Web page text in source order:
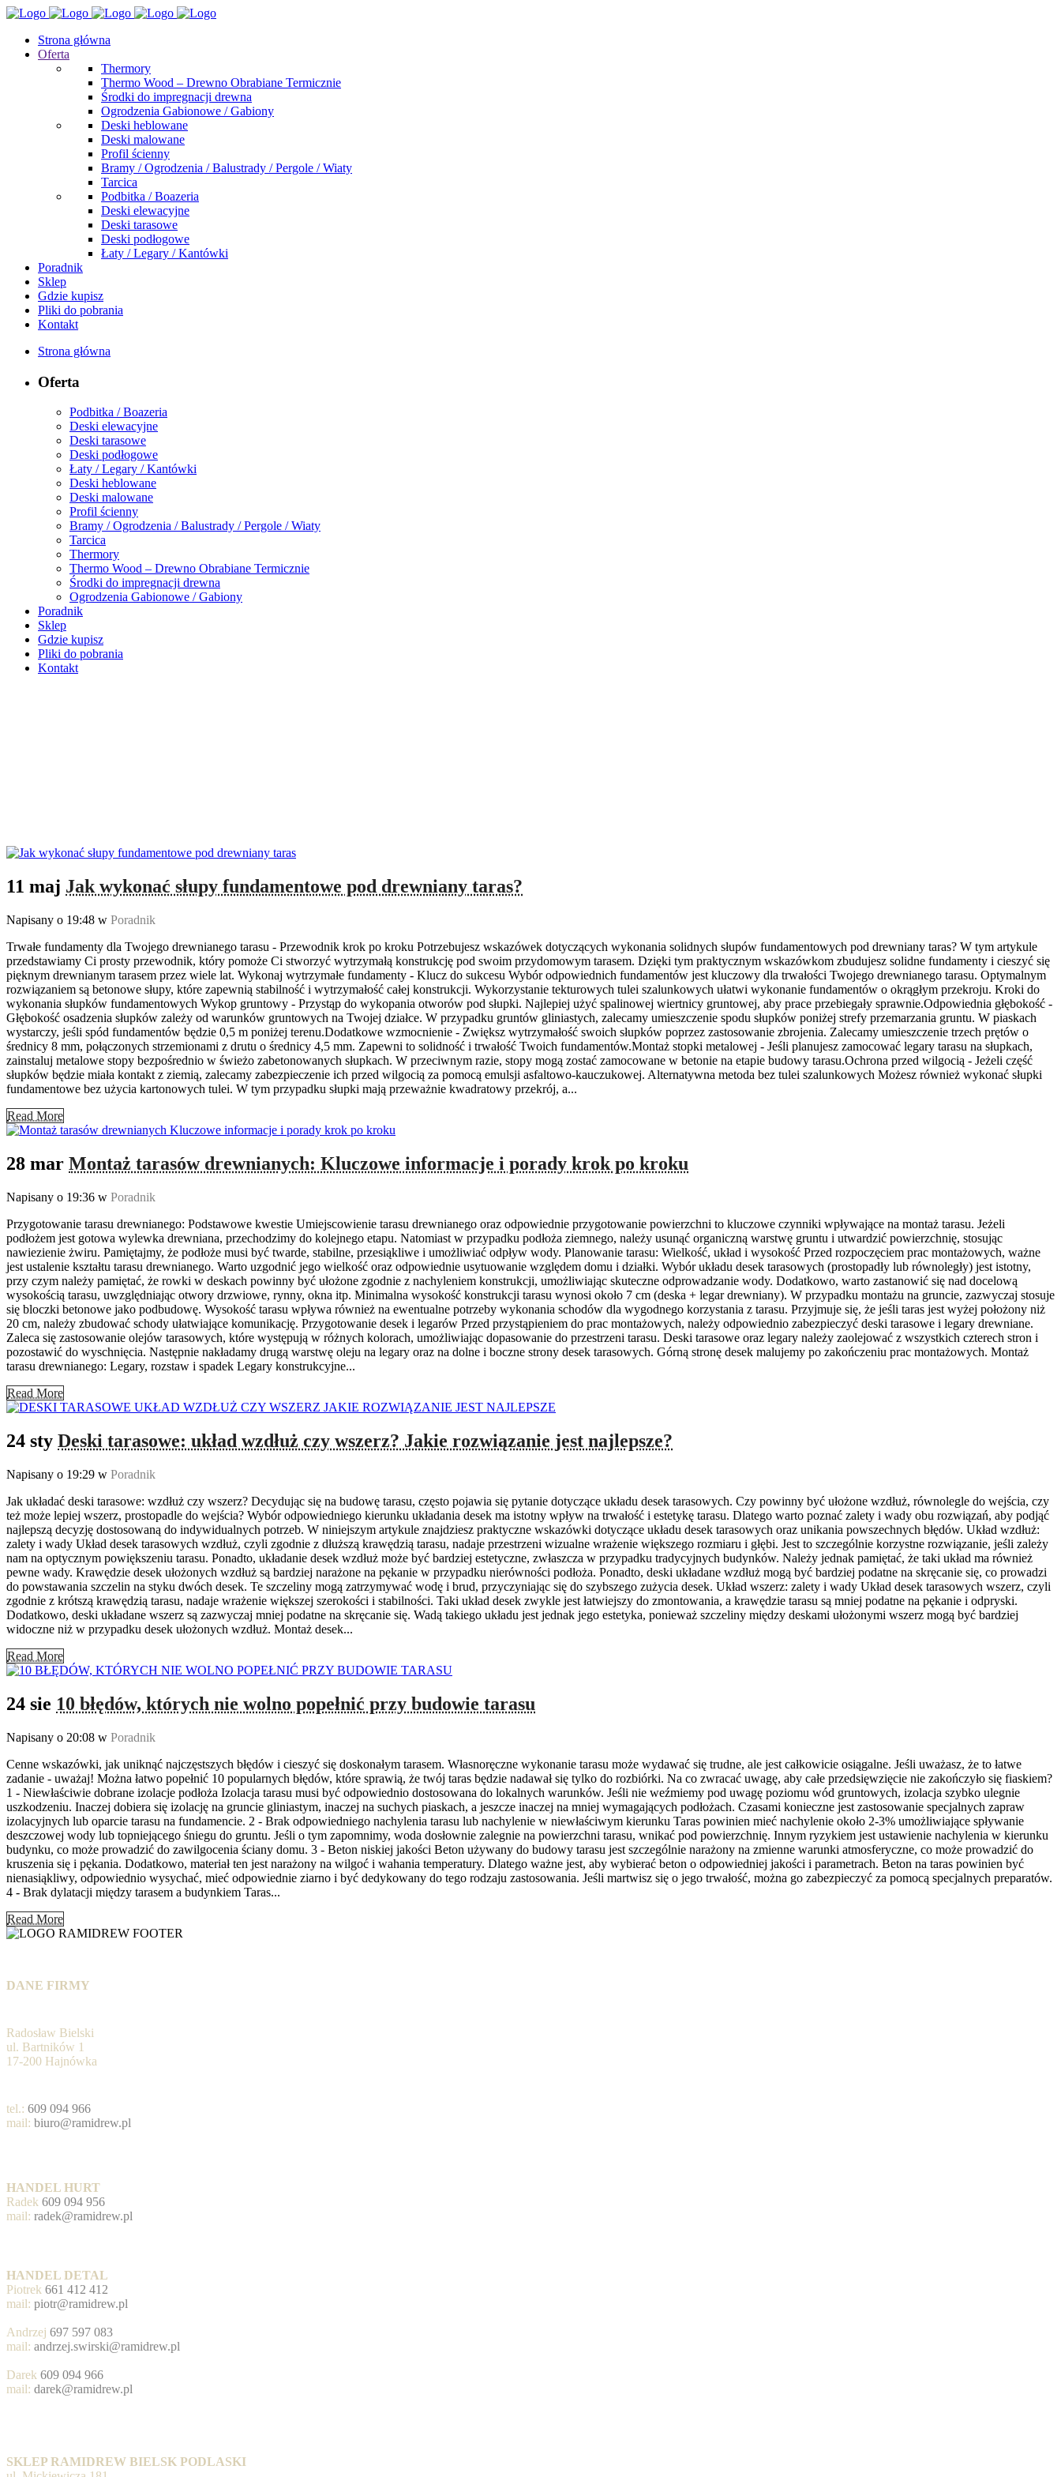
Strona główna
Oferta
Thermory
Thermo Wood – Drewno Obrabiane Termicznie
Środki do impregnacji drewna
Ogrodzenia Gabionowe / Gabiony
Deski heblowane
Deski malowane
Profil ścienny
Bramy / Ogrodzenia / Balustrady / Pergole / Wiaty
Tarcica
Podbitka / Boazeria
Deski elewacyjne
Deski tarasowe
Deski podłogowe
Łaty / Legary / Kantówki
Poradnik
Sklep
Gdzie kupisz
Pliki do pobrania
Kontakt
Strona główna
Oferta
Podbitka / Boazeria
Deski elewacyjne
Deski tarasowe
Deski podłogowe
Łaty / Legary / Kantówki
Deski heblowane
Deski malowane
Profil ścienny
Bramy / Ogrodzenia / Balustrady / Pergole / Wiaty
Tarcica
Thermory
Thermo Wood – Drewno Obrabiane Termicznie
Środki do impregnacji drewna
Ogrodzenia Gabionowe / Gabiony
Poradnik
Sklep
Gdzie kupisz
Pliki do pobrania
Kontakt
11 maj Jak wykonać słupy fundamentowe pod drewniany taras?
Napisany o 19:48 w Poradnik
Trwałe fundamenty dla Twojego drewnianego tarasu - Przewodnik krok po kroku Potrzebujesz wskazówek dotyczących wykonania solidnych słupów fundamentowych pod drewniany taras? W tym artykule
przedstawiamy Ci prosty przewodnik, który pomoże Ci stworzyć wytrzymałą konstrukcję pod swoim przydomowym tarasem. Dzięki tym praktycznym wskazówkom zbudujesz solidne fundamenty i cieszyć się
pięknym drewnianym tarasem przez wiele lat. Wykonaj wytrzymałe fundamenty - Klucz do sukcesu Wybór odpowiednich fundamentów jest kluczowy dla trwałości Twojego drewnianego tarasu. Optymalnym
rozwiązaniem są betonowe słupy, które zapewnią stabilność i wytrzymałość całej konstrukcji. Wykorzystanie tekturowych tulei szalunkowych ułatwi wykonanie fundamentów o okrągłym przekroju. Kroki do
wykonania słupków fundamentowych Wykop gruntowy - Przystąp do wykopania otworów pod słupki. Najlepiej użyć spalinowej wiertnicy gruntowej, aby prace przebiegały sprawnie.Odpowiednia głębokość -
Głębokość osadzenia słupków zależy od warunków gruntowych na Twojej działce. W przypadku gruntów gliniastych, zalecamy umieszczenie spodu słupków poniżej strefy przemarzania gruntu. W piaskach
wystarczy, jeśli spód fundamentów będzie 0,5 m poniżej terenu.Dodatkowe wzmocnienie - Zwiększ wytrzymałość swoich słupków poprzez zastosowanie zbrojenia. Zalecamy umieszczenie trzech prętów o
średnicy 8 mm, połączonych strzemionami z drutu o średnicy 4,5 mm. Zapewni to solidność i trwałość Twoich fundamentów.Montaż stopki metalowej - Jeśli planujesz zamocować legary tarasu na słupkach,
zainstaluj metalowe stopy bezpośrednio w świeżo zabetonowanych słupkach. W przeciwnym razie, stopy mogą zostać zamocowane w betonie na etapie budowy tarasu.Ochrona przed wilgocią - Jeżeli część
słupków będzie miała kontakt z ziemią, zalecamy zabezpieczenie ich przed wilgocią za pomocą emulsji asfaltowo-kauczukowej. Alternatywna metoda bez tulei szalunkowych Możesz również wykonać słupki
fundamentowe bez użycia kartonowych tulei. W tym przypadku słupki mają przeważnie kwadratowy przekrój, a...
Read More
28 mar Montaż tarasów drewnianych: Kluczowe informacje i porady krok po kroku
Napisany o 19:36 w Poradnik
Przygotowanie tarasu drewnianego: Podstawowe kwestie Umiejscowienie tarasu drewnianego oraz odpowiednie przygotowanie powierzchni to kluczowe czynniki wpływające na montaż tarasu. Jeżeli
podłożem jest gotowa wylewka drewniana, przechodzimy do kolejnego etapu. Natomiast w przypadku podłoża ziemnego, należy usunąć organiczną warstwę gruntu i utwardzić powierzchnię, stosując
nawiezienie żwiru. Pamiętajmy, że podłoże musi być twarde, stabilne, przesiąkliwe i umożliwiać odpływ wody. Planowanie tarasu: Wielkość, układ i wysokość Przed rozpoczęciem prac montażowych, ważne
jest ustalenie kształtu tarasu drewnianego. Warto uzgodnić jego wielkość oraz odpowiednie usytuowanie względem domu i działki. Wybór układu desek tarasowych (prostopadły lub równoległy) jest istotny,
przy czym należy pamiętać, że rowki w deskach powinny być ułożone zgodnie z nachyleniem konstrukcji, umożliwiając skuteczne odprowadzanie wody. Dodatkowo, warto zastanowić się nad docelową
wysokością tarasu, uwzględniając otwory drzwiowe, rynny, okna itp. Minimalna wysokość konstrukcji tarasu wynosi około 7 cm (deska + legar drewniany). W przypadku montażu na gruncie, zazwyczaj stosuje
się bloczki betonowe jako podbudowę. Wysokość tarasu wpływa również na ewentualne potrzeby wykonania schodów dla wygodnego korzystania z tarasu. Przyjmuje się, że jeśli taras jest wyżej położony niż
20 cm, należy zbudować schody ułatwiające komunikację. Przygotowanie desek i legarów Przed przystąpieniem do prac montażowych, należy odpowiednio zabezpieczyć deski tarasowe i legary drewniane.
Zaleca się zastosowanie olejów tarasowych, które występują w różnych kolorach, umożliwiając dopasowanie do przestrzeni tarasu. Deski tarasowe oraz legary należy zaolejować z wszystkich czterech stron i
pozostawić do wyschnięcia. Następnie nakładamy drugą warstwę oleju na legary oraz na dolne i boczne strony desek tarasowych. Górną stronę desek malujemy po zakończeniu prac montażowych. Montaż
tarasu drewnianego: Legary, rozstaw i spadek Legary konstrukcyjne...
Read More
24 sty Deski tarasowe: układ wzdłuż czy wszerz? Jakie rozwiązanie jest najlepsze?
Napisany o 19:29 w Poradnik
Jak układać deski tarasowe: wzdłuż czy wszerz? Decydując się na budowę tarasu, często pojawia się pytanie dotyczące układu desek tarasowych. Czy powinny być ułożone wzdłuż, równolegle do wejścia, czy
też może lepiej wszerz, prostopadle do wejścia? Wybór odpowiedniego kierunku układania desek ma istotny wpływ na trwałość i estetykę tarasu. Dlatego warto poznać zalety i wady obu rozwiązań, aby podjąć
najlepszą decyzję dostosowaną do indywidualnych potrzeb. W niniejszym artykule znajdziesz praktyczne wskazówki dotyczące układu desek tarasowych oraz unikania powszechnych błędów. Układ wzdłuż:
zalety i wady Układ desek tarasowych wzdłuż, czyli zgodnie z dłuższą krawędzią tarasu, nadaje przestrzeni wizualne wrażenie większego rozmiaru i głębi. Jest to szczególnie korzystne rozwiązanie, jeśli zależy
nam na optycznym powiększeniu tarasu. Ponadto, układanie desek wzdłuż może być bardziej estetyczne, zwłaszcza w przypadku tradycyjnych budynków. Należy jednak pamiętać, że taki układ ma również
pewne wady. Krawędzie desek ułożonych wzdłuż są bardziej narażone na pękanie w przypadku nierówności podłoża. Ponadto, deski układane wzdłuż mogą być bardziej podatne na skręcanie się, co prowadzi
do powstawania szczelin na styku dwóch desek. Te szczeliny mogą zatrzymywać wodę i brud, przyczyniając się do szybszego zużycia desek. Układ wszerz: zalety i wady Układ desek tarasowych wszerz, czyli
zgodnie z krótszą krawędzią tarasu, nadaje wrażenie większej szerokości i stabilności. Taki układ desek zwykle jest łatwiejszy do zmontowania, a krawędzie tarasu są mniej podatne na pękanie i odpryski.
Dodatkowo, deski układane wszerz są zazwyczaj mniej podatne na skręcanie się. Wadą takiego układu jest jednak jego estetyka, ponieważ szczeliny między deskami ułożonymi wszerz mogą być bardziej
widoczne niż w przypadku desek ułożonych wzdłuż. Montaż desek...
Read More
24 sie 10 błędów, których nie wolno popełnić przy budowie tarasu
Napisany o 20:08 w Poradnik
Cenne wskazówki, jak uniknąć najczęstszych błędów i cieszyć się doskonałym tarasem. Własnoręczne wykonanie tarasu może wydawać się trudne, ale jest całkowicie osiągalne. Jeśli uważasz, że to łatwe
zadanie - uważaj! Można łatwo popełnić 10 popularnych błędów, które sprawią, że twój taras będzie nadawał się tylko do rozbiórki. Na co zwracać uwagę, aby całe przedsięwzięcie nie zakończyło się fiaskiem?
1 - Niewłaściwie dobrane izolacje podłoża Izolacja tarasu musi być odpowiednio dostosowana do lokalnych warunków. Jeśli nie weźmiemy pod uwagę poziomu wód gruntowych, izolacja szybko ulegnie
uszkodzeniu. Inaczej dobiera się izolację na gruncie gliniastym, inaczej na suchych piaskach, a jeszcze inaczej na mniej wymagających podłożach. Czasami konieczne jest zastosowanie specjalnych zapraw
izolacyjnych lub oparcie tarasu na fundamencie. 2 - Brak odpowiedniego nachylenia tarasu lub nachylenie w niewłaściwym kierunku Taras powinien mieć nachylenie około 2-3% umożliwiające spływanie
deszczowej wody lub topniejącego śniegu do gruntu. Jeśli o tym zapomnimy, woda dosłownie zalegnie na powierzchni tarasu, wnikać pod powierzchnię. Innym ryzykiem jest ustawienie nachylenia w kierunku
budynku, co może prowadzić do zawilgocenia ściany domu. 3 - Beton niskiej jakości Beton używany do budowy tarasu jest szczególnie narażony na zmienne warunki atmosferyczne, co może prowadzić do
kruszenia się i pękania. Dodatkowo, materiał ten jest narażony na wilgoć i wahania temperatury. Dlatego ważne jest, aby wybierać beton o odpowiedniej jakości i parametrach. Beton na taras powinien być
nienasiąkliwy, odpowiednio wysychać, mieć odpowiednie ziarno i być dedykowany do tego rodzaju zastosowania. Jeśli martwisz się o jego trwałość, można go zabezpieczyć za pomocą specjalnych preparatów.
4 - Brak dylatacji między tarasem a budynkiem Taras...
Read More
DANE FIRMY
Radosław Bielski
ul. Bartników 1
17-200 Hajnówka
tel.: 609 094 966
mail: biuro@ramidrew.pl
HANDEL HURT
Radek 609 094 956
mail: radek@ramidrew.pl
HANDEL DETAL
Piotrek 661 412 412
mail: piotr@ramidrew.pl
Andrzej 697 597 083
mail: andrzej.swirski@ramidrew.pl
Darek 609 094 966
mail: darek@ramidrew.pl
SKLEP RAMIDREW BIELSK PODLASKI